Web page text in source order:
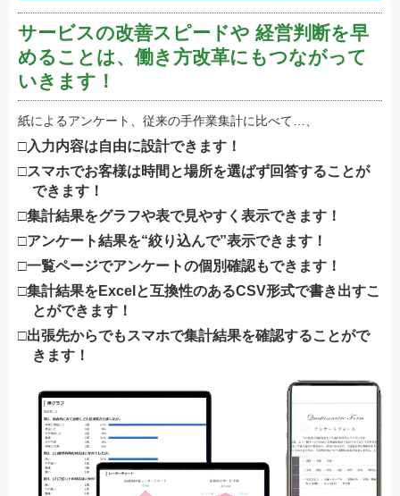
サービスの改善スピードや 経営判断を早
めることは、 働き方改革にもつながって
いきます！
紙によるアンケート、従来の手作業集計に比べて…、
入力内容は自由に設計できます！
スマホでお客様は時間と場所を選ばず回答することが
できます！
集計結果をグラフや表で見やすく表示できます！
アンケート結果を“絞り込んで”表示できます！
一覧ページでアンケートの個別確認もできます！
集計結果をExcelと互換性のあるCSV形式で書き出すこ
とができます！
出張先からでもスマホで集計結果を確認することがで
きます！